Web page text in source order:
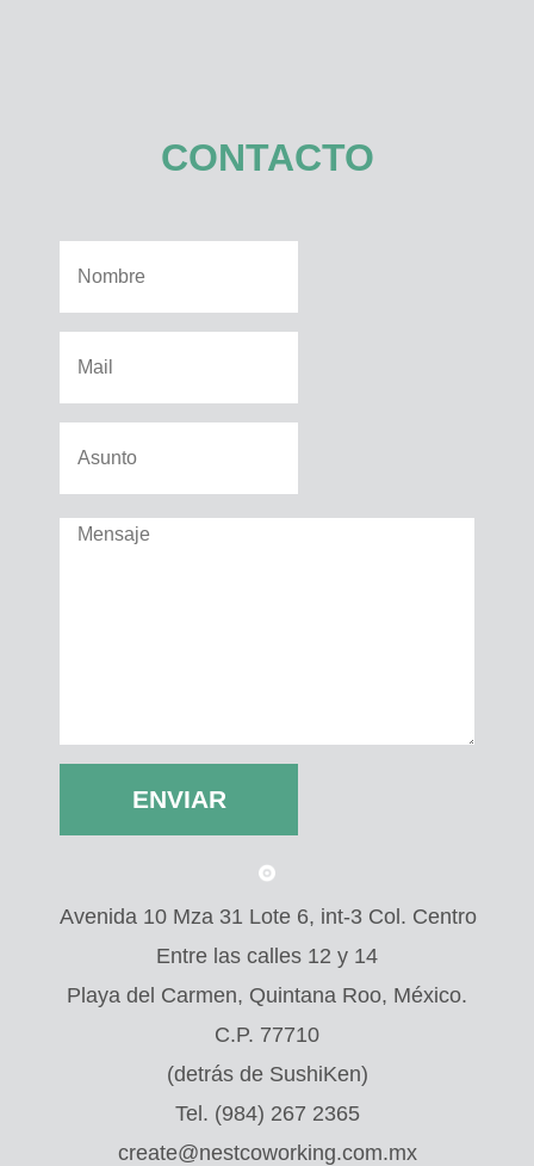
CONTACTO
Avenida 10 Mza 31 Lote 6, int-3 Col. Centro
Entre las calles 12 y 14
Playa del Carmen, Quintana Roo, México.
C.P. 77710
(detrás de SushiKen)
Tel. (984) 267 2365
create@nestcoworking.com.mx